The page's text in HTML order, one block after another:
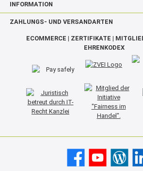
INFORMATION
ZAHLUNGS- UND VERSANDARTEN
ECOMMERCE | ZERTIFIKATE |
EHRENKODEX